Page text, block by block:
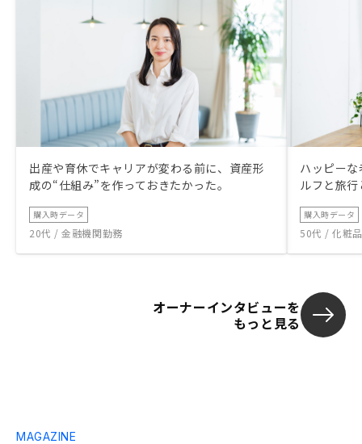
出産や育休でキャリアが変わる前に、資産形
成の“仕組み”を作っておきたかった。
購入時データ
20代 / 金融機関勤務
ハッピー
ルフと旅
購入時データ
50代 / 化粧
オーナーインタビューを
もっと見る
MAGAZINE